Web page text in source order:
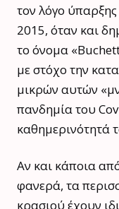
τον λόγο
2015, όταν και
το όνομα
με στόχο την
μικρών αυτών
πανδημία του
καθημερινότητά
Αν και κάποια
φανερά, τα
κρασιού έχουν